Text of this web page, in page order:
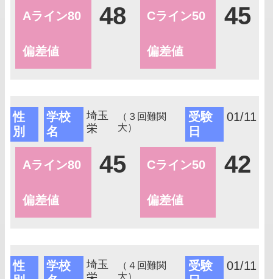
Aライン80
偏差値
48 Cライン50
偏差値
45
性
別
学校
名
埼玉
栄
（３回難関
大）
受験
日
01/11
Aライン80
偏差値
45 Cライン50
偏差値
42
性
学校
埼玉
（４回難関
大）
受験
01/11